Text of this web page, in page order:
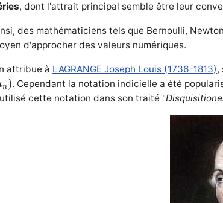
, dont l'attrait principal semble être leur
des mathématiciens tels que Bernoulli,
d'approcher des valeurs numériques.
attribue à LAGRANGE Joseph Louis (1736-1813),
n)
n). Cependant la notation indicielle a été
cette notation dans son traité "